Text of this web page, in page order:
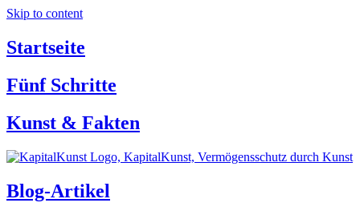
Skip to content
Startseite
Fünf Schritte
Kunst & Fakten
Blog-Artikel